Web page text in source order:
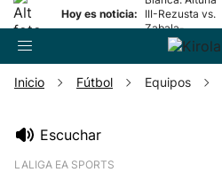
Hoy es noticia:
III-Rezusta vs.
Zabala-
Zabaleta
Inicio Fútbol Equipos
Escuchar
LALIGA EA SPORTS